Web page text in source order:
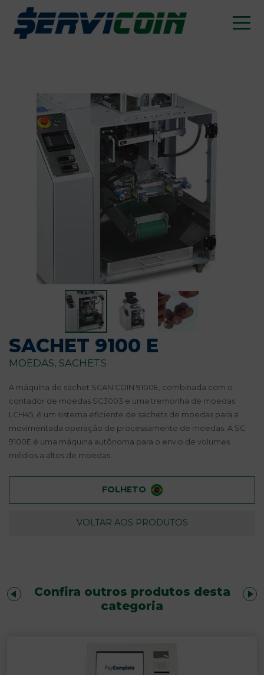
SACHET 9100 E
MOEDAS, SACHETS
A máquina de sachet SCAN COIN 9100E, combinada com o
contador de moedas SC3003 e uma tremonha de moedas
LCH45, é um sistema eficiente de sachets de moedas para a
movimentada operação de processamento de moedas. A SC
9100E é uma máquina autônoma para o envio de volumes
médios a altos de moedas.
FOLHETO
VOLTAR AOS PRODUTOS
Confira outros produtos desta
categoria